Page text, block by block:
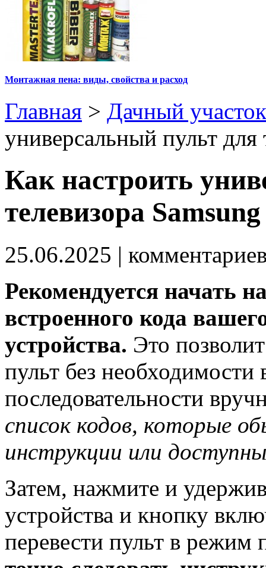
Монтажная пена: виды, свойства и расход
Главная > Дачный участок
универсальный пульт для
Как настроить
телевизора
25.06.2025 |
Рекомендуется начать
встроенного кода
устройства. Это
пульт без
последовательности
список кодов, которые
инструкции или
Затем, нажмите и
устройства и кнопку
перевести пульт в